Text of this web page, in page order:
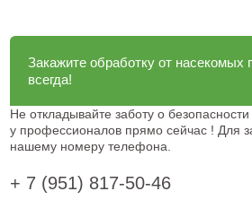
Закажите обработку от насекомых
всегда!
Не откладывайте заботу о
у профессионалов прямо сейчас ! Для
нашему номеру телефона.
+ 7 (951) 817-50-46